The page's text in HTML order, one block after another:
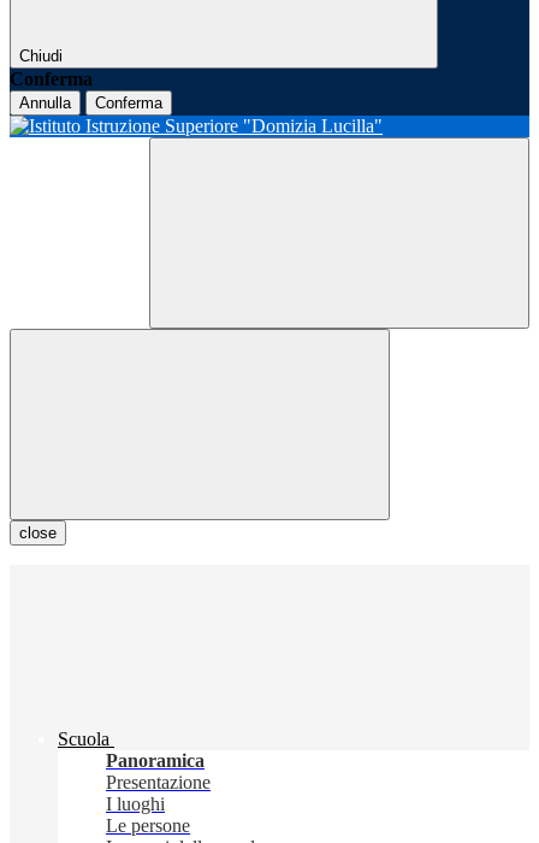
Chiudi
Conferma
Annulla Conferma
close
Scuola
Panoramica
Presentazione
I luoghi
Le persone